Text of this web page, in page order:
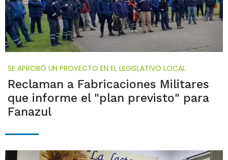
SE APROBÓ UN PROYECTO EN EL LEGISLATIVO LOCAL
Reclaman a Fabricaciones Militares
que informe el "plan previsto" para
Fanazul